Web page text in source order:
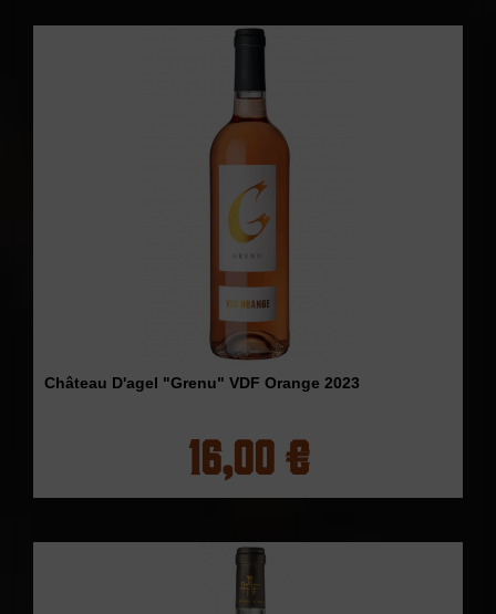
Château D'agel "Grenu" VDF Orange 2023
16,00 €